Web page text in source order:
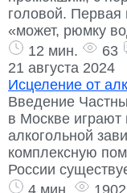
головой.
«может, рюмку
12 мин.
63
21 августа 2024
Исцеление от
Введение
в Москве
алкогольной
комплексную
России
4 мин.
1902